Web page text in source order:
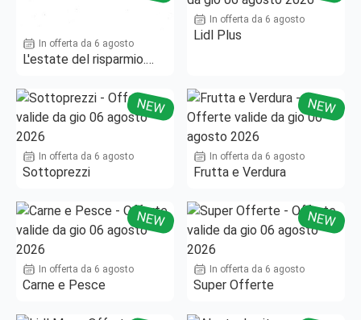
In offerta da 6 agosto
L'estate del risparmio.
In offerta da 6 agosto
Lidl Plus
NEW
In offerta da 6 agosto
Sottoprezzi
NEW
In offerta da 6 agosto
Frutta e Verdura
NEW
In offerta da 6 agosto
Carne e Pesce
NEW
In offerta da 6 agosto
Super Offerte